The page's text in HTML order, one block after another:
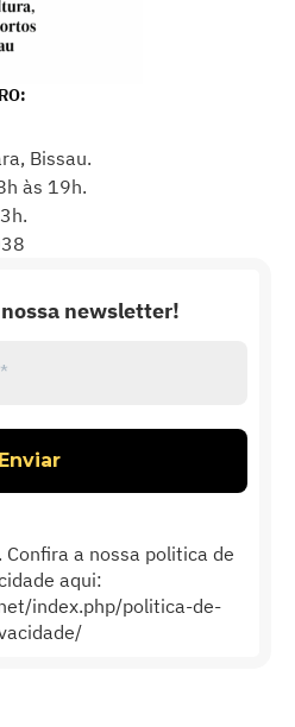
Bissau.
às 19h.
nossa newsletter!
Confira a nossa politica de
aqui:
index.php/politica-de-